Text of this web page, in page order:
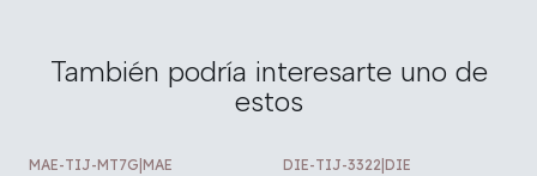
También podría interesarte uno de
estos
MAE-TIJ-MT7G MAE DIE-TIJ-3322 DIE